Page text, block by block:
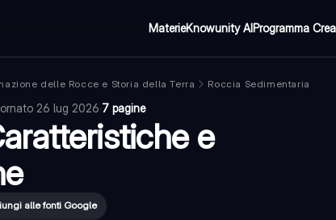
MaterieKnowunity AIProgramma
delle Rocce e Storia della Terra
Roccia Sedimentaria
26 lug 2026·7 pagine
e
alle fonti Google